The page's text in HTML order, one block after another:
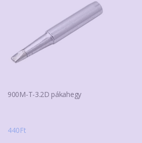
900M-T-3.2D pákahegy
440Ft